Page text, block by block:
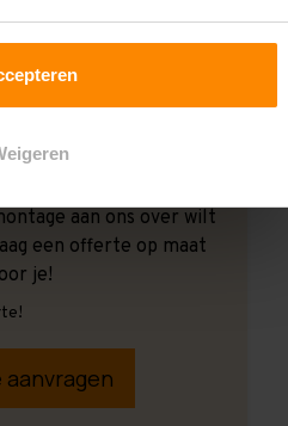
aan ons over wilt
een offerte op maat
je!